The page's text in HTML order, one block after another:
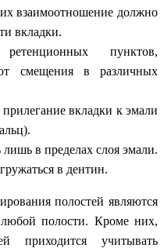
взаимоотношение должно
вкладки.
пунктов,
смещения в различных
вкладки к эмали
лишь в пределах слоя эмали.
в дентин.
полостей являются
полости. Кроме них,
приходится учитывать